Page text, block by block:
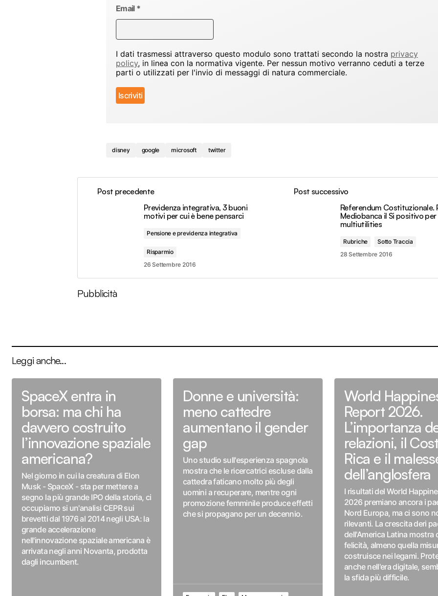
Email *
I dati trasmessi attraverso questo modulo sono trattati secondo la nostra privacy
policy, in linea con la normativa vigente. Per nessun motivo verranno ceduti a terze
parti o utilizzati per l'invio di messaggi di natura commerciale.
disney google microsoft twitter
Post precedente
Previdenza integrativa, 3 buoni
motivi per cui è bene pensarci
Pensione e previdenza integrativa
Risparmio
26 Settembre 2016
Post successivo
Referendum Costituzionale.
Mediobanca il Si positivo per
multiutilities
Rubriche
Sotto Traccia
28 Settembre 2016
Pubblicità
Leggi anche...
SpaceX entra in
borsa: ma chi ha
davvero costruito
l’innovazione spaziale
americana?
Nel giorno in cui la creatura di Elon
Musk - SpaceX - sta per mettere a
segno la più grande IPO della storia, ci
occupiamo si un'analisi CEPR sui
brevetti dal 1976 al 2014 negli USA: la
grande accelerazione
nell'innovazione spaziale americana è
arrivata negli anni Novanta, prodotta
dagli incumbent.
Donne e università:
meno cattedre
aumentano il gender
gap
Uno studio sull'esperienza spagnola
mostra che le ricercatrici escluse dalla
cattedra faticano molto più degli
uomini a recuperare, mentre ogni
promozione femminile produce effetti
che si propagano per un decennio.
World
Report 2026.
L’importanza
relazioni, il
Rica e il
dell’anglosfera
I risultati del World
2026 premiano ancora i
Nord Europa, ma ci sono
rilevanti. La crescita deri
dell'America Latina mostra
felicità, almeno quella
costruisce nei legami.
anche nell'era digitale,
la sfida più difficile.